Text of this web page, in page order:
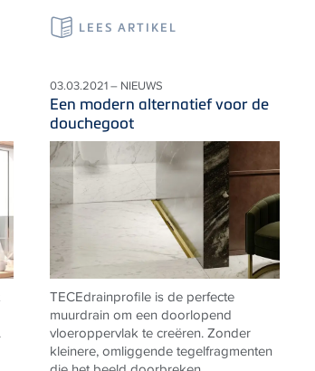
LEES ARTIKEL
03.03.2021 – NIEUWS
Een modern alternatief voor de
douchegoot
TECEdrainprofile is de perfecte
muurdrain om een doorlopend
vloeroppervlak te creëren. Zonder
kleinere, omliggende tegelfragmenten